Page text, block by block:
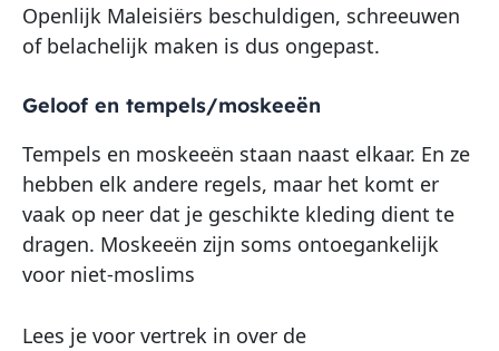
Openlijk Maleisiërs beschuldigen, schreeuwen
of belachelijk maken is dus ongepast.
Geloof en tempels/moskeeën
Tempels en moskeeën staan naast elkaar. En ze
hebben elk andere regels, maar het komt er
vaak op neer dat je geschikte kleding dient te
dragen. Moskeeën zijn soms ontoegankelijk
voor niet-moslims
Lees je voor vertrek in over de